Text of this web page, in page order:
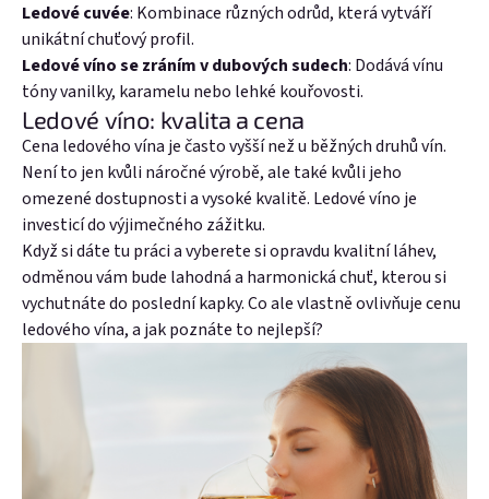
Přihlásit se
Nová registraceZapomenuté heslo
nebo
Přihlásit se přes Facebook
Přihlásit se přes Google
Přihlásit se přes Seznam
Ledové cuvée: Kombinace různých odrůd, která vytváří
unikátní chuťový profil.
Ledové víno se zráním v dubových sudech: Dodává vínu
tóny vanilky, karamelu nebo lehké kouřovosti.
Ledové víno: kvalita a cena
Cena ledového vína je často vyšší než u běžných druhů vín.
Není to jen kvůli náročné výrobě, ale také kvůli jeho
omezené dostupnosti a vysoké kvalitě. Ledové víno je
investicí do výjimečného zážitku.
Když si dáte tu práci a vyberete si opravdu kvalitní láhev,
odměnou vám bude lahodná a harmonická chuť, kterou si
vychutnáte do poslední kapky. Co ale vlastně ovlivňuje cenu
ledového vína, a jak poznáte to nejlepší?